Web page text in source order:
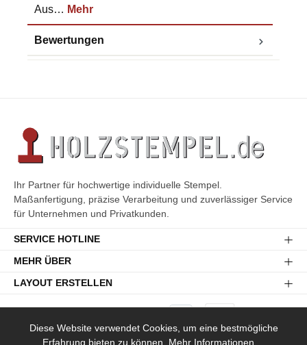
Aus… Mehr
Bewertungen
Ihr Partner für hochwertige individuelle Stempel.
Maßanfertigung, präzise Verarbeitung und zuverlässiger Service
für Unternehmen und Privatkunden.
SERVICE HOTLINE
MEHR ÜBER
LAYOUT ERSTELLEN
Diese Website verwendet Cookies, um eine bestmögliche
Erfahrung bieten zu können. Mehr Informationen ...